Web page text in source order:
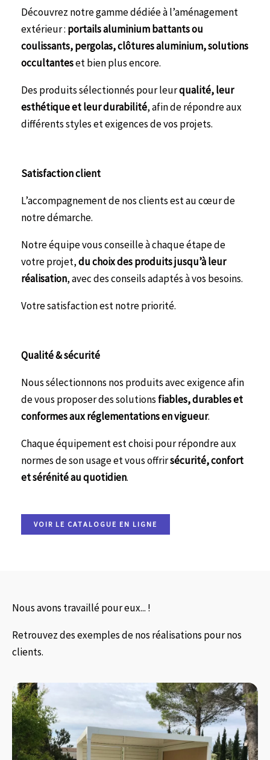
Découvrez notre gamme dédiée à l’aménagement
extérieur : portails aluminium battants ou
coulissants, pergolas, clôtures aluminium, solutions
occultanteset bien plus encore.
Des produits sélectionnés pour leurqualité, leur
esthétique et leur durabilité, afin de répondre aux
différents styles et exigences de vos projets.
Satisfaction client
L’accompagnement de nos clients est au cœur de
notre démarche.
Notre équipe vous conseille à chaque étape de
votre projet,du choix des produits jusqu’à leur
réalisation, avec des conseils adaptés à vos besoins.
Votre satisfaction est notre priorité.
Qualité & sécurité
Nous sélectionnons nos produits avec exigence afin
de vous proposer des solutions fiables, durables et
conformes aux réglementations en vigueur.
Chaque équipement est choisi pour répondre aux
normes de son usage et vous offrirsécurité, confort
et sérénité au quotidien.
VOIR LE CATALOGUE EN LIGNE
Nous avons travaillé pour eux... !
Retrouvez des exemples de nos réalisations pour nos
clients.